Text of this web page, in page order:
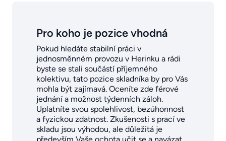
Pro koho je pozice vhodná
Pokud hledáte stabilní práci v
jednosměnném provozu v Herinku a rádi
byste se stali součástí příjemného
kolektivu, tato pozice skladníka by pro Vás
mohla být zajímavá. Oceníte zde férové
jednání a možnost týdenních záloh.
Uplatníte svou spolehlivost, bezúhonnost
a fyzickou zdatnost. Zkušenosti s prací ve
skladu jsou výhodou, ale důležitá je